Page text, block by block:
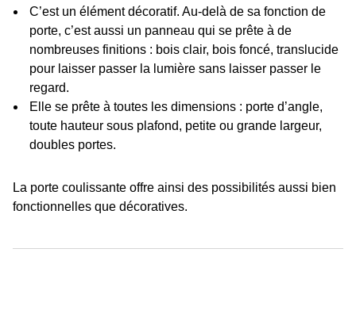
C’est un élément décoratif. Au-delà de sa fonction de
porte, c’est aussi un panneau qui se prête à de
nombreuses finitions : bois clair, bois foncé, translucide
pour laisser passer la lumière sans laisser passer le
regard.
Elle se prête à toutes les dimensions : porte d’angle,
toute hauteur sous plafond, petite ou grande largeur,
doubles portes.
La porte coulissante offre ainsi des possibilités aussi bien
fonctionnelles que décoratives.